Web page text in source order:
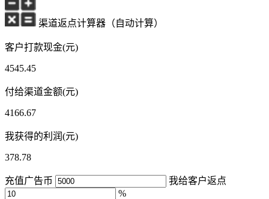
渠道返点计算器（自动计算）
客户打款现金(元)
4545.45
付给渠道金额(元)
4166.67
我获得的利润(元)
378.78
充值广告币
我给客户返点
%